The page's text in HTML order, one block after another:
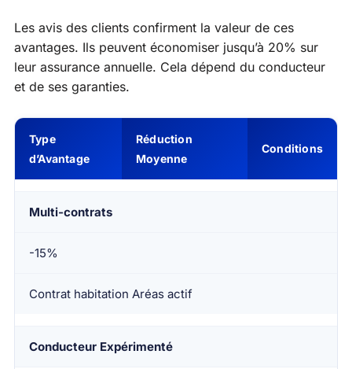
Les avis des clients confirment la valeur de ces
avantages. Ils peuvent économiser jusqu’à 20% sur
leur assurance annuelle. Cela dépend du conducteur
et de ses garanties.
Type
d’Avantage
Réduction
Moyenne
Conditions
Multi-contrats
-15%
Contrat habitation Aréas actif
Conducteur Expérimenté